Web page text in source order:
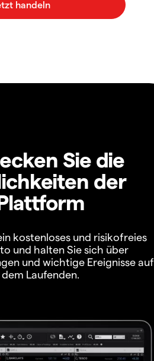
Sie die
der
kostenloses und risikofreies
und halten Sie sich über
und wichtige Ereignisse auf
dem Laufenden.